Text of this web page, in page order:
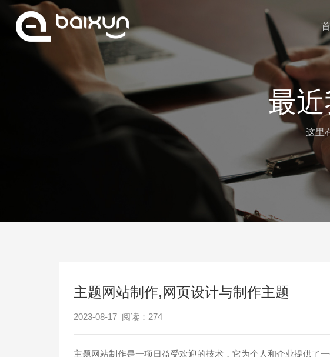
最
这里
主题网站制作,网页设计与制作主题
2023-08-17 阅读： 274
主题网站制作是一项日益受欢迎的技术，它为个人和企业提供了